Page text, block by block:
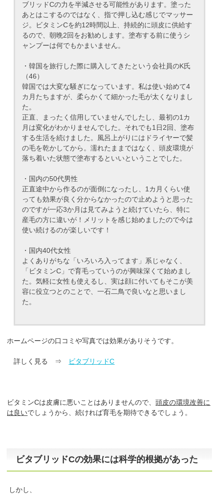
ブリッドCの力を半減させる可能性があります。塗った
あとはこするのではなく、指で押し込む感じでマッサー
ジ。ビタミンCを約12時間以上、持続的に頭皮に供給す
るので、朝晩2回をお勧めします。塗布する前に使うシ
ャンプーは何でもかまいません。
・韓国を旅行した際に購入してきたという会社員のK氏
（46）
韓国では大変な騒ぎになっています。私は使い始めて4
カ月たちますが、柔らかくて細かった毛が太くなりまし
た。
正直、まったく信用していませんでしたし、最初の1カ
月は変化がわかりませんでした。それでも1日2回、塗布
する生活を続けました。風呂上がりにはドライヤーで髪
の毛を乾かしてから。濡れたままではなく、頭皮環境が
落ち着いた状態で塗布するといいということでした。
・国内の50代男性
正直途中から作るのが面倒になったし、1カ月くらい使
っても効果が良く分からなかったので止めようと思った
のですが一応3か月は見てみようと続けていたら、特に
産毛の方に違いが！メリットを感じ始めましたので今は
使い続けるのが楽しいです！
・国内40代女性
よくありがちな「いろいろ入ってます」系じゃなく、
「ビタミンC」で育毛っていうのが興味深くて始めまし
た。気軽に女性も使えるし、実は顔に付いてもそこが美
容に役立つとのことで、一石二鳥で良いなと思いまし
た。
ホームページの口コミや写真では効果がありそうです。
詳しく見る ⇒ ビタブリッドC
ビタミンCは皮膚に悪いことはありませんので、頭皮の環境改善に
は良いでしょうから、続ければ育毛を期待できるでしょう。
ビタブリッドCの効果には科学的根拠があった
しかし、